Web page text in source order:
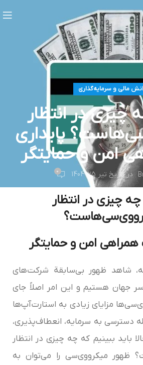
مالی و سرمایه‌گذاری
چیزی در انتظار
پایداری
امن و حمایتگر
در تاریخ تیر 25, 1404 0
چه چیزی در انتظار
همراهی امن و حمایتگر
شاهد ظهور بی‌سابقة شرکت‌های
جهان هستیم و این امر اصلاً جای
مزایای زیادی به استارت‌آپ‌ها
دسترسی به سرمایه، انعطاف‌پذیری،
ببینیم که چه چیزی در انتظار
ظهور میکرو‌وی‌سی را می‌توان به